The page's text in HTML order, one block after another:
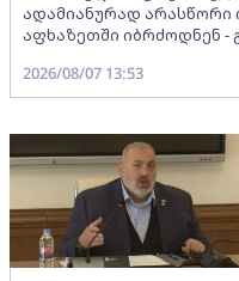
ადამიანურად არასწორი
აფხაზეთში იბრძოდნენ -
2026/08/07 13:53